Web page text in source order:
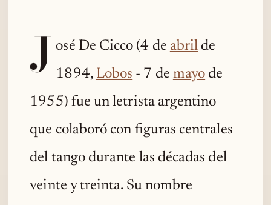
J osé De Cicco (4 de abril de
1894, Lobos - 7 de mayo de
1955) fue un letrista argentino
que colaboró con figuras centrales
del tango durante las décadas del
veinte y treinta. Su nombre